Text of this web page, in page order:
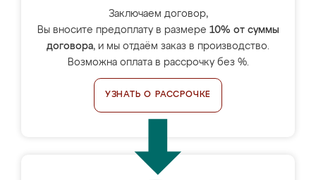
Заключаем договор,
Вы вносите предоплату в размере 10% от суммы
договора, и мы отдаём заказ в производство.
Возможна оплата в рассрочку без %.
УЗНАТЬ О РАССРОЧКЕ